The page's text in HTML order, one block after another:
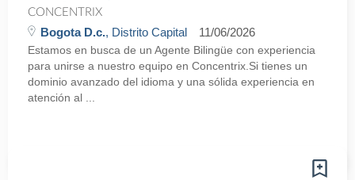
CONCENTRIX
Bogota D.c., Distrito Capital 11/06/2026
Estamos en busca de un Agente Bilingüe con experiencia
para unirse a nuestro equipo en Concentrix.Si tienes un
dominio avanzado del idioma y una sólida experiencia en
atención al ...